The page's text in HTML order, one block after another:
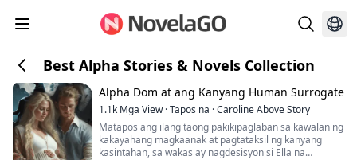
Best Alpha Stories & Novels Collection
Alpha Dom at ang Kanyang Human Surrogate
1.1k Mga View·Tapos na ·Caroline Above Story
Matapos ang ilang taong pakikipaglaban sa kawalan ng
kakayahang magkaanak at pagtataksil ng kanyang
kasintahan, sa wakas ay nagdesisyon si Ella na